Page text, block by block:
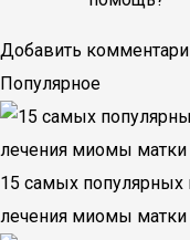
Добавить
Популярное
15 самых популярных
лечения миомы матки